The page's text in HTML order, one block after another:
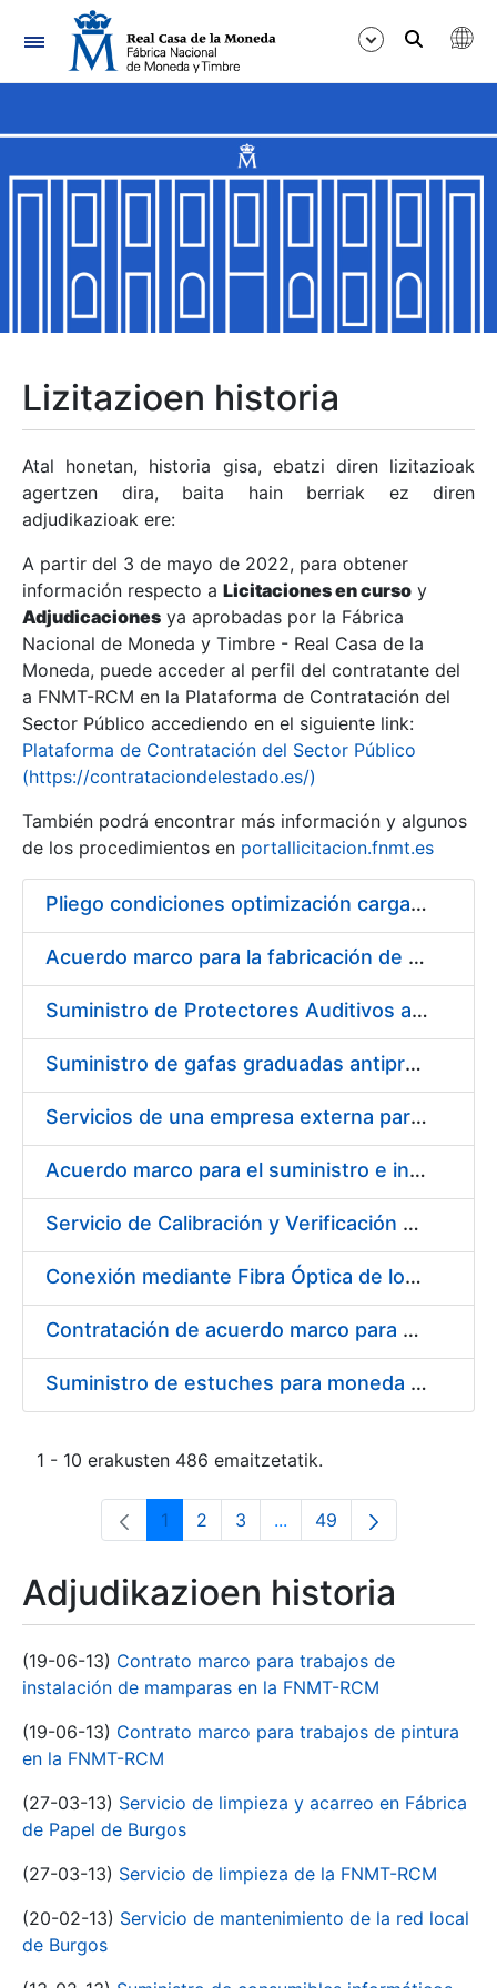
Nabigazioa
Erakutsi/Ezkutatu
Erakutsi/Ezkutatu
Erakutsi/Ezkutatu
Erakutsi/Ezkutatu
Erakutsi/Ezkutatu
Erakutsi/Ezkutatu
Erakutsi/Ezkutatu
Erakutsi/Ezkutatu
Lizitazioen historia
Atal honetan, historia gisa, ebatzi diren lizitazioak
agertzen dira, baita hain berriak ez diren
adjudikazioak ere:
A partir del 3 de mayo de 2022, para obtener
información respecto a Licitaciones en curso y
Adjudicaciones ya aprobadas por la Fábrica
Nacional de Moneda y Timbre - Real Casa de la
Moneda, puede acceder al perfil del contratante del
a FNMT-RCM en la Plataforma de Contratación del
Sector Público accediendo en el siguiente link:
Plataforma de Contratación del Sector Público
(https://contrataciondelestado.es/)
También podrá encontrar más información y algunos
de los procedimientos en portallicitacion.fnmt.es
Pliego condiciones optimización cargas compras firmado
Acuerdo marco para la fabricación de piezas
Suministro de Protectores Auditivos a medida para las personas trabajadoras de los Centros de Trabajo de Madrid y Burgos
Suministro de gafas graduadas antiproyecciones para los trabajadores de la FNMT-RCM en los centros de trabajo de Madrid y Burgos
Servicios de una empresa externa para el asesoramiento y resolución de los recursos de alzada que se presentan relacionados con procesos de selección para la FNMT-RCM
Acuerdo marco para el suministro e instalación de persianas, estores y otros complementos
Servicio de Calibración y Verificación Externa de los Equipos de Medición del Servicio de Prevención de la FNMT-RCM
Conexión mediante Fibra Óptica de los Centros de Proceso de Datos (CPDs) de las sedes de la FNMT-RCM de Burgos y Madrid
Contratación de acuerdo marco para el Suministro de Material de Electricidad para la Fábrica Nacional de Moneda y Timbre-Real Casa de la Moneda en su centro de trabajo de Burgos
Suministro de estuches para moneda de 30 €
1 - 10 erakusten 486 emaitzetatik.
Orrialdea
1 Orrialdea
2 Orrialdea
3 ...Intermediate Pages Use
Orrialdea
49
Adjudikazioen historia
(19-06-13) Contrato marco para trabajos de
instalación de mamparas en la FNMT-RCM
(19-06-13) Contrato marco para trabajos de pintura
en la FNMT-RCM
(27-03-13) Servicio de limpieza y acarreo en Fábrica
de Papel de Burgos
(27-03-13) Servicio de limpieza de la FNMT-RCM
(20-02-13) Servicio de mantenimiento de la red local
de Burgos